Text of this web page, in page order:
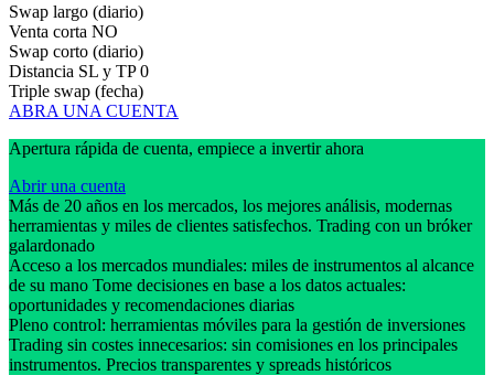
Swap largo (diario)
Venta corta NO
Swap corto (diario)
Distancia SL y TP 0
Triple swap (fecha)
ABRA UNA CUENTA
Apertura rápida de cuenta, empiece a invertir ahora
Abrir una cuenta
Más de 20 años en los mercados, los mejores análisis, modernas
herramientas y miles de clientes satisfechos. Trading con un bróker
galardonado
Acceso a los mercados mundiales: miles de instrumentos al alcance
de su mano Tome decisiones en base a los datos actuales:
oportunidades y recomendaciones diarias
Pleno control: herramientas móviles para la gestión de inversiones
Trading sin costes innecesarios: sin comisiones en los principales
instrumentos. Precios transparentes y spreads históricos